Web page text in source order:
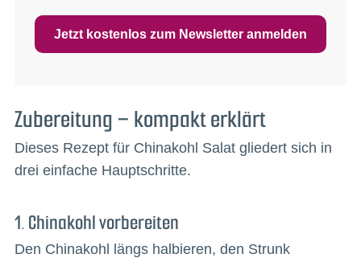
Jetzt kostenlos zum Newsletter anmelden
Zubereitung – kompakt erklärt
Dieses Rezept für Chinakohl Salat gliedert sich in
drei einfache Hauptschritte.
1. Chinakohl vorbereiten
Den Chinakohl längs halbieren, den Strunk